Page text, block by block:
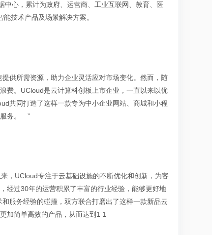
心，累计为政府、运营商、工业互联网、教育、医
技术产品及场景解决方案。
供所需资源，助力企业灵活应对市场变化。然而，随
费。UCloud是云计算科创板上市企业，一直以来以优
共同打造了这样一款专为中小企业网站、商城和小程
服务。 ”
，UCloud专注于云基础设施的不断优化和创新，为客
经过30年的运营积累了丰富的行业经验，能够更好地
服务经验的碰撞，双方联合打磨出了这样一款新品云
加简单高效的产品，从而达到1 1